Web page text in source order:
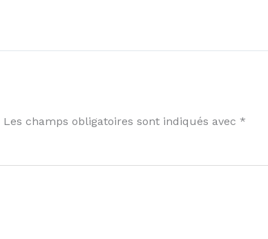
Les champs obligatoires sont indiqués avec *